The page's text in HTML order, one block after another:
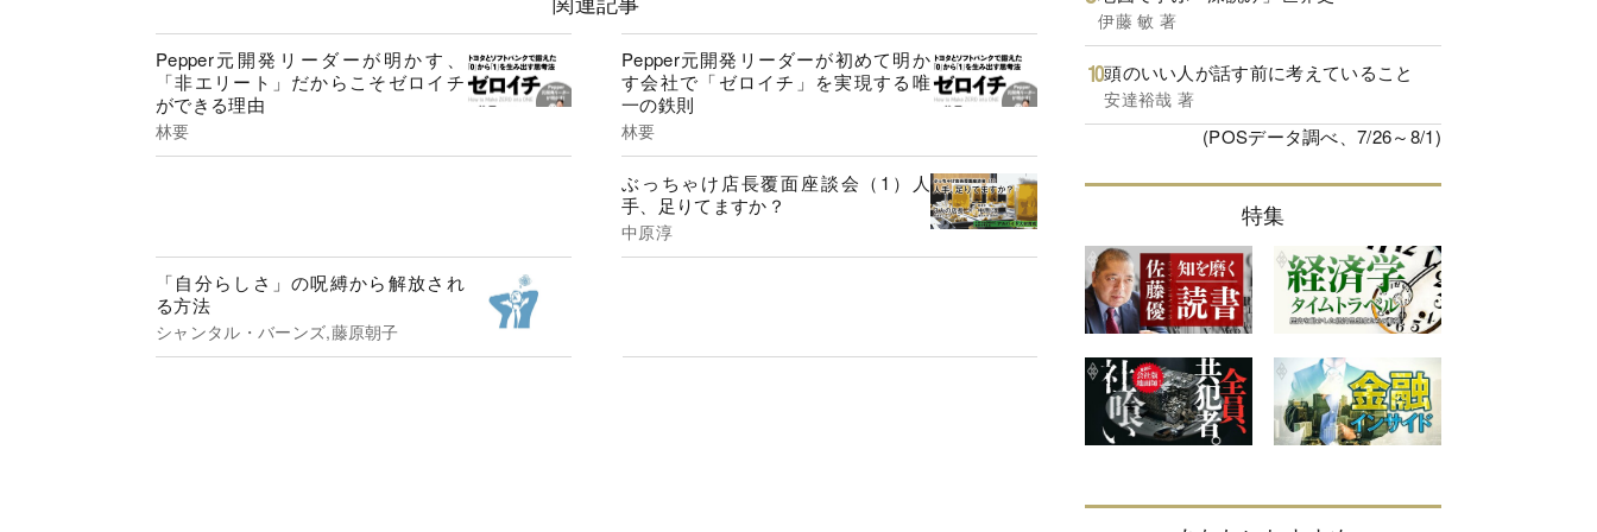
Pepper元開発リーダーが明かす、
「非エリート」だからこそゼロイチ
ができる理由
林要
Pepper元開発リーダーが初めて明か
す会社で「ゼロイチ」を実現する唯
一の鉄則
林要
ぶっちゃけ店長覆面座談会（1）人
手、足りてますか？
中原淳
「自分らしさ」の呪縛から解放され
る方法
シャンタル・バーンズ,藤原朝子
伊藤 敏 著
頭のいい人が話す前に考えていること
安達裕哉 著
(POSデータ調べ、7/26～8/1)
特集